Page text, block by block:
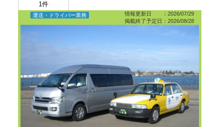
1件
情報更新日 ：2026/07/29
掲載終了予定日：2026/08/28
運送・ドライバー業務